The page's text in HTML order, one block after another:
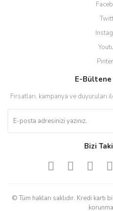
E-Bültene
Fırsatları, kampanya ve
Bizi
© Tüm hakları saklıdır. Kredi